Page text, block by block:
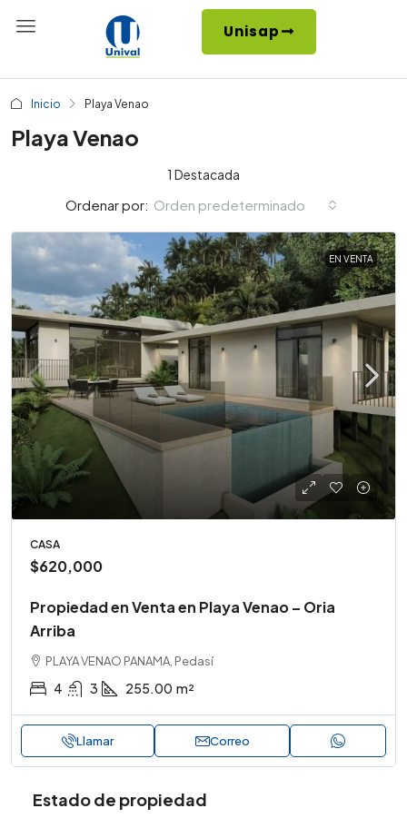
Unisap
Inicio Playa Venao
Playa Venao
1 Destacada
Ordenar por: Orden predeterminado
EN VENTA
CASA
$620,000
Propiedad en Venta en Playa Venao – Oria
Arriba
PLAYA VENAO PANAMA, Pedasí
4 3 255.00 m²
Llamar Correo
Estado de propiedad